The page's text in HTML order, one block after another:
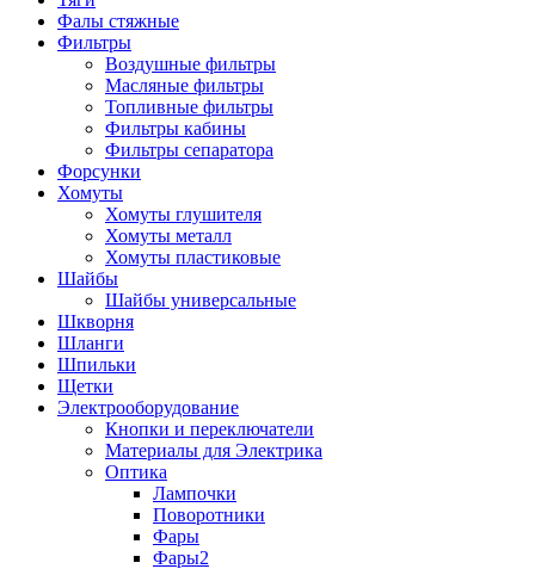
Фалы стяжные
Фильтры
Воздушные фильтры
Масляные фильтры
Топливные фильтры
Фильтры кабины
Фильтры сепаратора
Форсунки
Хомуты
Хомуты глушителя
Хомуты металл
Хомуты пластиковые
Шайбы
Шайбы универсальные
Шкворня
Шланги
Шпильки
Щетки
Электрооборудование
Кнопки и переключатели
Материалы для Электрика
Оптика
Лампочки
Поворотники
Фары
Фары2